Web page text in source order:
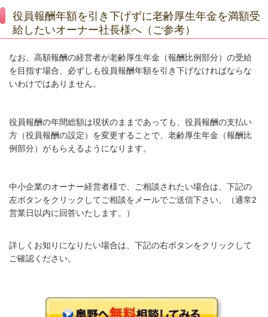
役員報酬年額を引き下げずに老齢厚生年金を満額受
給したいオーナー社長様へ（ご参考）
なお、高額報酬の経営者が老齢厚生年金（報酬比例部分）の受給
を目指す場合、必ずしも役員報酬年額を引き下げなければならな
いわけではありません。
役員報酬の年間総額は現状のままであっても、役員報酬の支払い
方（役員報酬の設定）を変更することで、老齢厚生年金（報酬比
例部分）がもらえるようになります。
中小企業のオーナー経営者様で、ご相談されたい場合は、下記の
左ボタンをクリックしてご相談をメールでご送信下さい。（通常2
営業日以内に回答いたします。）
詳しくお知りになりたい場合は、下記の右ボタンをクリックして
ご確認ください。